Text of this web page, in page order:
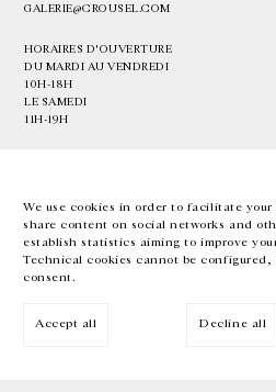
We use cookies in order to facilitate
share content on social networks and
establish statistics aiming to improve
Technical cookies cannot be
consent.
Accept all Decline all
GALERIE@CROUSEL.COM
HORAIRES D'OUVERTURE
DU MARDI AU VENDREDI
10H-18H
LE SAMEDI
11H-19H
EN FR 中文 Facebook Instagram
Inscrivez-vous à notre newsletter